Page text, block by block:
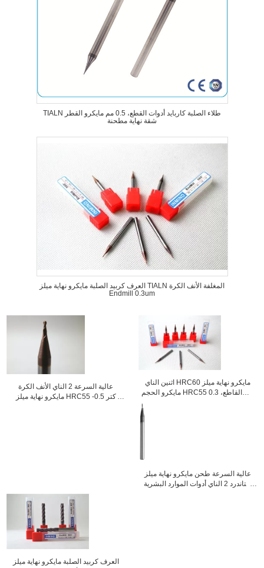
TIALN طلاء الصلبة كاربايد أدوات القطع، 0.5 مم مايكرو القطر
شقة نهاية مطحنة
العرف كربيد الصلبة مايكرو نهاية ميلز TIALN المغلفة الأنف الكرة
Endmill 0.3um
عالية السرعة 2 الناي الأنف الكرة
مايكرو نهاية ميلز HRC55 كتر 0.5-
اثنين الناي HRC60 مايكرو نهاية ميلز
مايكرو الحجم HRC55 القاطع، 0.3mm
عالية السرعة طحن مايكرو نهاية ميلز
ستاندرد 2 الناي أدوات الموارد البشرية
العرف كربيد الصلبة مايكرو نهاية ميلز